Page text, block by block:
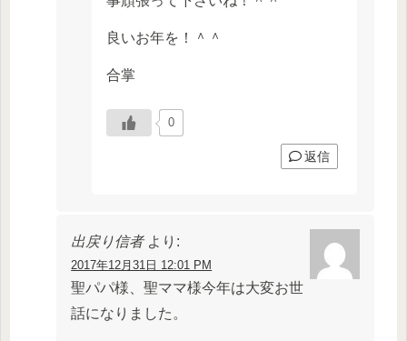
良いお年を！＾＾
合掌
0
返信
出戻り信者 より:
2017年12月31日 12:01 PM
聖パパ様、聖ママ様今年は大変お世
話になりました。